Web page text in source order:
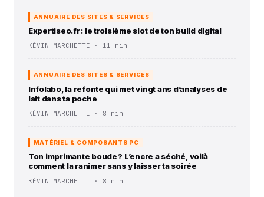
ANNUAIRE DES SITES & SERVICES
Expertiseo.fr : le troisième slot de ton build digital
KÉVIN MARCHETTI · 11 min
ANNUAIRE DES SITES & SERVICES
Infolabo, la refonte qui met vingt ans d’analyses de
lait dans ta poche
KÉVIN MARCHETTI · 8 min
MATÉRIEL & COMPOSANTS PC
Ton imprimante boude ? L’encre a séché, voilà
comment la ranimer sans y laisser ta soirée
KÉVIN MARCHETTI · 8 min